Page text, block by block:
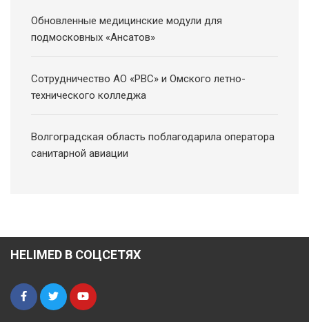
Обновленные медицинские модули для
подмосковных «Ансатов»
Сотрудничество АО «РВС» и Омского летно-
технического колледжа
Волгоградская область поблагодарила оператора
санитарной авиации
HELIMED В СОЦСЕТЯХ